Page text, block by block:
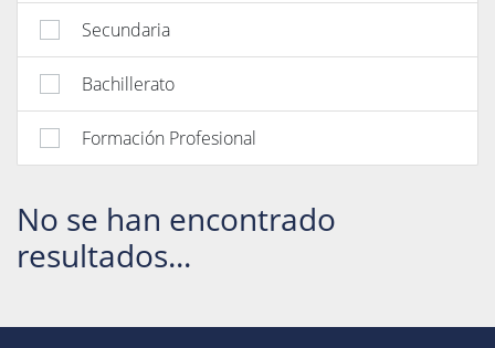
Secundaria
Bachillerato
Formación Profesional
No se han encontrado
resultados...